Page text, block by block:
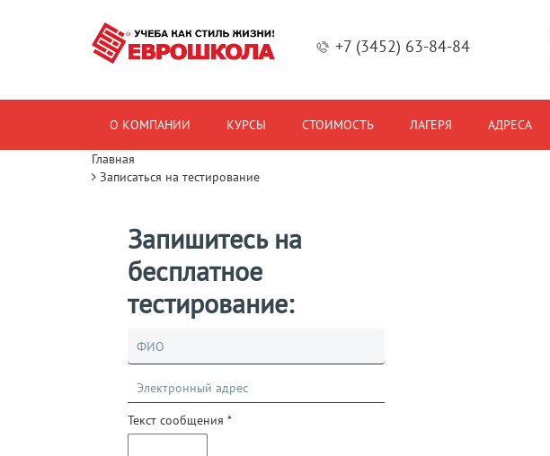
+7 (3452) 63-84-84
О КОМПАНИИ КУРСЫ СТОИМОСТЬ ЛАГЕРЯ АДРЕСА
Главная
Записаться на тестирование
Запишитесь на
бесплатное
тестирование:
Текст сообщения *